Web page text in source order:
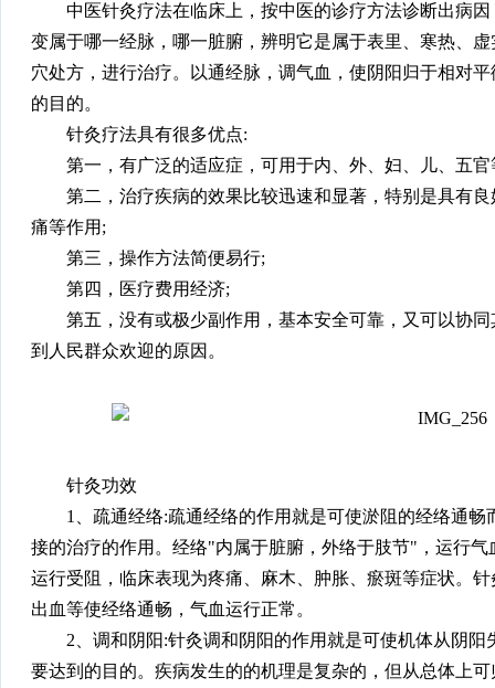
中医针灸疗法在临床上，按中医的诊疗方法诊断出病
变属于哪一经脉，哪一脏腑，辨明它是属于表里、寒热、
穴处方，进行治疗。以通经脉，调气血，使阴阳归于相对
的目的。
针灸疗法具有很多优点:
第一，有广泛的适应症，可用于内、外、妇、儿、五
第二，治疗疾病的效果比较迅速和显著，特别是具有
痛等作用;
第三，操作方法简便易行;
第四，医疗费用经济;
第五，没有或极少副作用，基本安全可靠，又可以协
到人民群众欢迎的原因。
针灸功效
1、疏通经络:疏通经络的作用就是可使淤阻的经络通
接的治疗的作用。经络"内属于脏腑，外络于肢节"，运行
运行受阻，临床表现为疼痛、麻木、肿胀、瘀斑等症状。
出血等使经络通畅，气血运行正常。
2、调和阴阳:针灸调和阴阳的作用就是可使机体从阴
要达到的目的。疾病发生的的机理是复杂的，但从总体上